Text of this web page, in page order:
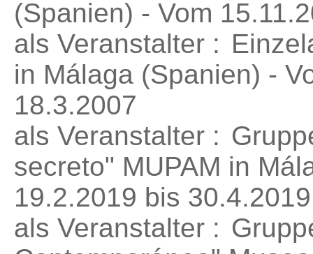
(Spanien) - Vom
als Veranstalter :
in Málaga (Spanien) -
18.3.2007
als Veranstalter :
secreto" MUPAM in
19.2.2019 bis 30.4.2019
als Veranstalter :